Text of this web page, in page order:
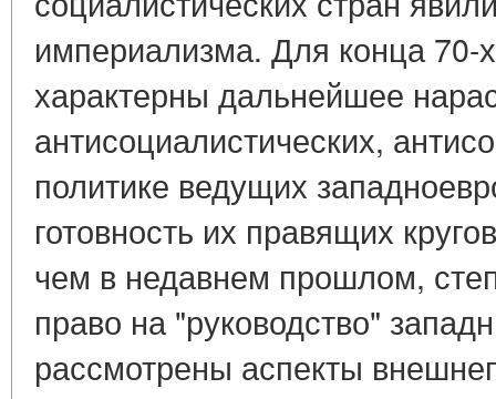
империализма. Для конца 70-
характерны дальнейшее
антисоциалистических,
политике ведущих
готовность их правящих
чем в недавнем прошлом,
право на "руководство"
рассмотрены аспекты